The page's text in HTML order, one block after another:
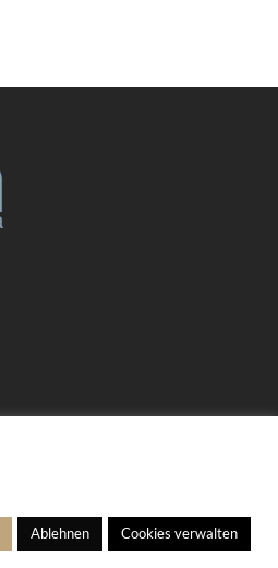
Ablehnen Cookies verwalten